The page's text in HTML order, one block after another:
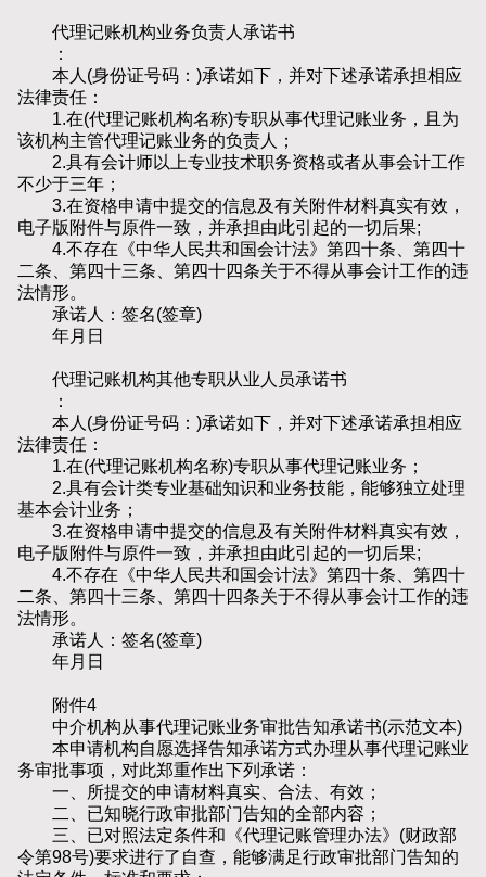
代理记账机构业务负责人承诺书
：
本人(身份证号码：)承诺如下，并对下述承诺承担相应
法律责任：
1.在(代理记账机构名称)专职从事代理记账业务，且为
该机构主管代理记账业务的负责人；
2.具有会计师以上专业技术职务资格或者从事会计工作
不少于三年；
3.在资格申请中提交的信息及有关附件材料真实有效，
电子版附件与原件一致，并承担由此引起的一切后果;
4.不存在《中华人民共和国会计法》第四十条、第四十
二条、第四十三条、第四十四条关于不得从事会计工作的违
法情形。
承诺人：签名(签章)
年月日
代理记账机构其他专职从业人员承诺书
：
本人(身份证号码：)承诺如下，并对下述承诺承担相应
法律责任：
1.在(代理记账机构名称)专职从事代理记账业务；
2.具有会计类专业基础知识和业务技能，能够独立处理
基本会计业务；
3.在资格申请中提交的信息及有关附件材料真实有效，
电子版附件与原件一致，并承担由此引起的一切后果;
4.不存在《中华人民共和国会计法》第四十条、第四十
二条、第四十三条、第四十四条关于不得从事会计工作的违
法情形。
承诺人：签名(签章)
年月日
附件4
中介机构从事代理记账业务审批告知承诺书(示范文本)
本申请机构自愿选择告知承诺方式办理从事代理记账业
务审批事项，对此郑重作出下列承诺：
一、所提交的申请材料真实、合法、有效；
二、已知晓行政审批部门告知的全部内容；
三、已对照法定条件和《代理记账管理办法》(财政部
令第98号)要求进行了自查，能够满足行政审批部门告知的